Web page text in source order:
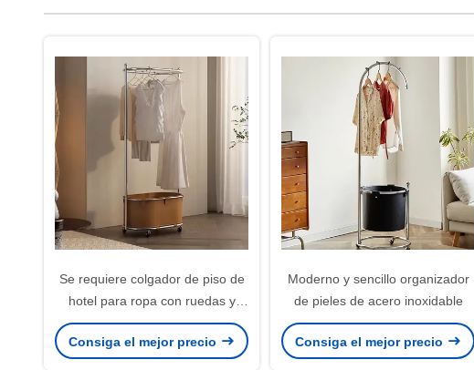
Se requiere colgador de piso de
hotel para ropa con ruedas y
montaje conveniente
Consiga el mejor precio
Moderno y sencillo organizador
de pieles de acero inoxidable
Consiga el mejor precio